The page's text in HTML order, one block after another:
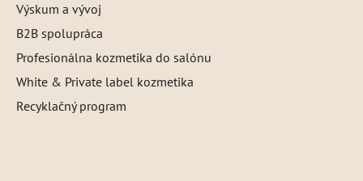
Výskum a vývoj
B2B spolupráca
Profesionálna kozmetika do salónu
White & Private label kozmetika
Recyklačný program